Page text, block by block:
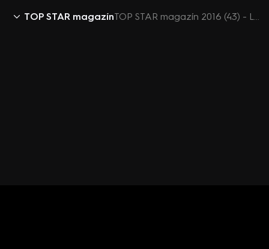
TOP STAR magazín TOP STAR magazín 2016 (43) - Lenka se ptá